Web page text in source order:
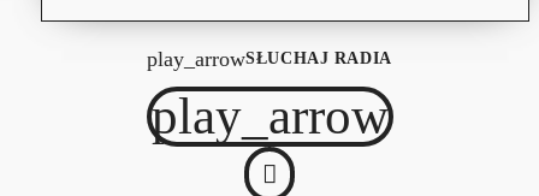
play_arrowSŁUCHAJ RADIA
play_arrow